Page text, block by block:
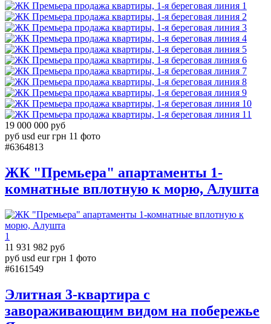
1
2
3
4
5
6
7
8
9
10
11
19 000 000 руб
руб usd eur грн 11 фото
#6364813
ЖК "Премьера" апартаменты 1-
комнатные вплотную к морю, Алушта
1
11 931 982 руб
руб usd eur грн 1 фото
#6161549
Элитная 3-квартира с
завораживающим видом на побережье